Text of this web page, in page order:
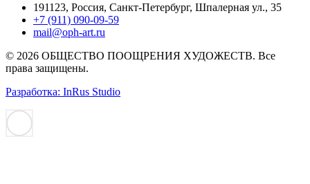
191123, Россия, Санкт-Петербург, Шпалерная ул., 35
+7 (911) 090-09-59
mail@oph-art.ru
© 2026 ОБЩЕСТВО ПООЩРЕНИЯ ХУДОЖЕСТВ. Все
права защищены.
Разработка: InRus Studio